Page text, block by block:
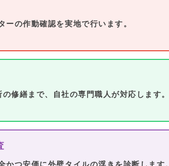
の作動確認を実地で行います。
修繕まで、自社の専門職人が対応します。